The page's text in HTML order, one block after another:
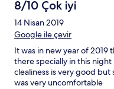
tuffare in un mare blu
struttura ZERO spiaggia.
8/10 Çok iyi
14 Nisan 2019
Google ile çevir
It was in new year of
there specially in this
clealiness is very good
was very uncomfortable